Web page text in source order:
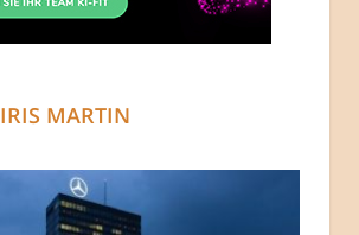
IRIS MARTIN